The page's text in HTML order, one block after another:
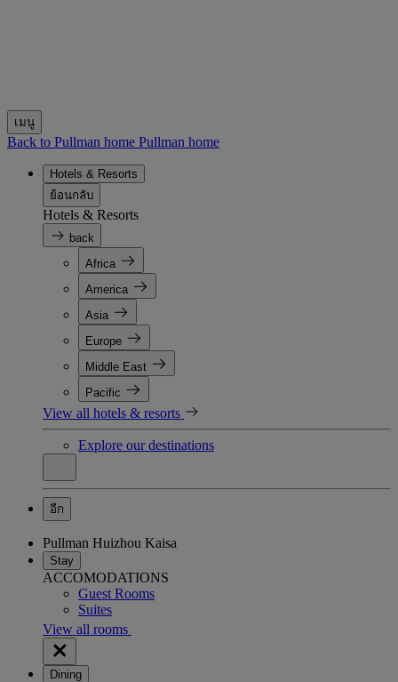
เมนู
Back to Pullman home Pullman home
Hotels & Resorts
ย้อนกลับ
Hotels & Resorts
back
Africa
America
Asia
Europe
Middle East
Pacific
View all hotels & resorts
Explore our destinations
อีก
Pullman Huizhou Kaisa
Stay
ACCOMODATIONS
Guest Rooms
Suites
View all rooms
Dining